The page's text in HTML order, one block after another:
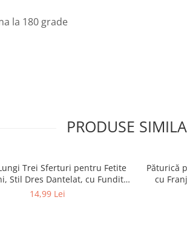
la 180 grade
PRODUSE
Trei Sferturi pentru Fetite
Stil Dres Dantelat, cu Fundita
Eleganta
14,99 Lei
Păturică
cu